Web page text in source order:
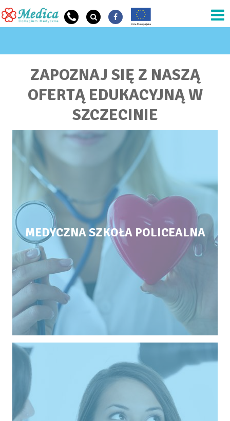
Przejdź do treści
ZAPOZNAJ SIĘ Z NASZĄ
OFERTĄ EDUKACYJNĄ W
SZCZECINIE
MEDYCZNA SZKOŁA POLICEALNA